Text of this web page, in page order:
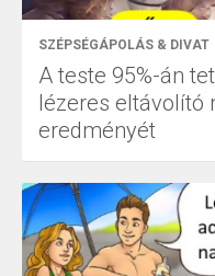
SZÉPSÉGÁPOLÁS & DIVAT
A teste 95%-án
lézeres eltávolító
eredményét